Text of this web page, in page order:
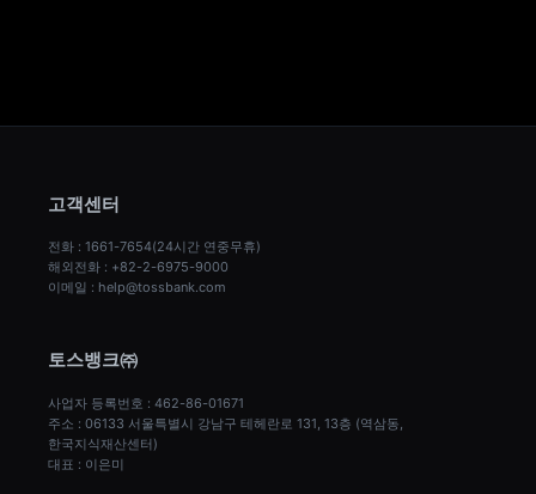
고객센터
전화 : 1661-7654(24시간 연중무휴)
해외전화 : +82-2-6975-9000
이메일 : help@tossbank.com
토스뱅크㈜
사업자 등록번호 : 462-86-01671
주소 : 06133 서울특별시 강남구 테헤란로 131, 13층 (역삼동,
한국지식재산센터)
대표 : 이은미